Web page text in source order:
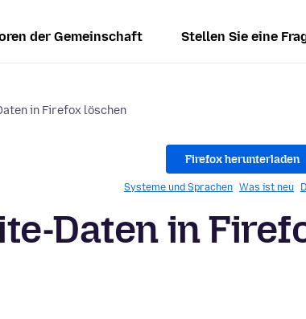
der Gemeinschaft Stellen Sie eine
in Firefox löschen
Firefox herunterladen
Systeme und Sprachen Was ist neu
Daten in